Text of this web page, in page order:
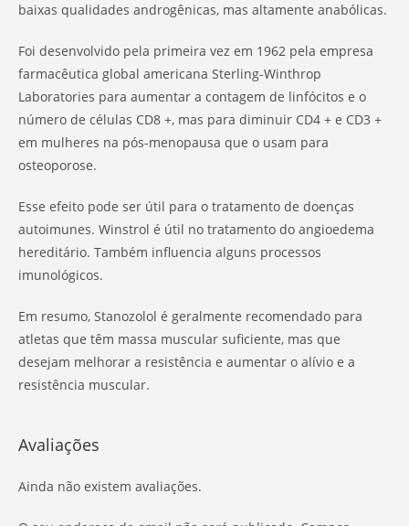
baixas qualidades androgênicas, mas altamente anabólicas.
Foi desenvolvido pela primeira vez em 1962 pela empresa
farmacêutica global americana Sterling-Winthrop
Laboratories para aumentar a contagem de linfócitos e o
número de células CD8 +, mas para diminuir CD4 + e CD3 +
em mulheres na pós-menopausa que o usam para
osteoporose.
Esse efeito pode ser útil para o tratamento de doenças
autoimunes. Winstrol é útil no tratamento do angioedema
hereditário. Também influencia alguns processos
imunológicos.
Em resumo, Stanozolol é geralmente recomendado para
atletas que têm massa muscular suficiente, mas que
desejam melhorar a resistência e aumentar o alívio e a
resistência muscular.
Avaliações
Ainda não existem avaliações.